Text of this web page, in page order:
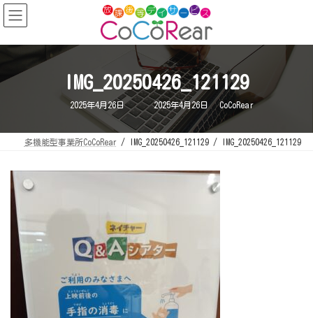
コ
ン
テ
ツ
ッ
ナ
ビ
ゲ
シ
移
IMG_20250426_121129
2025年4月26日
最
終
更
新
日
時
2025年4月26日 CoCoRear
多機能型事業所CoCoRear IMG_20250426_121129 IMG_20250426_121129